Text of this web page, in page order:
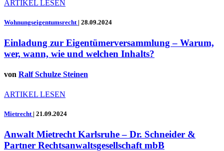
ARTIKEL LESEN
Wohnungseigentumsrecht | 28.09.2024
Einladung zur Eigentümerversammlung – Warum,
wer, wann, wie und welchen Inhalts?
von Ralf Schulze Steinen
ARTIKEL LESEN
Mietrecht | 21.09.2024
Anwalt Mietrecht Karlsruhe – Dr. Schneider &
Partner Rechtsanwaltsgesellschaft mbB